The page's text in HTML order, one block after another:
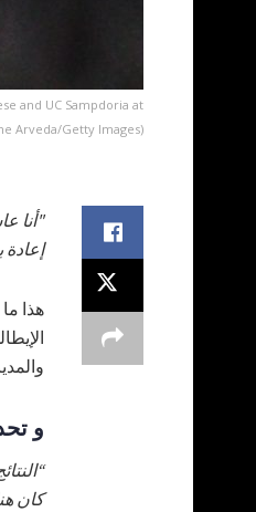
and UC Sampdoria at
Arveda/Getty Images)
"أنا
هذا
و
كان